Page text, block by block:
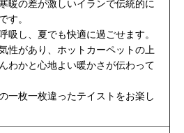
暖の差が激しいイランで伝統的に
す。
吸し、夏でも快適に過ごせます。
性があり、ホットカーペットの上
わかと心地よい暖かさが伝わって
一枚一枚違ったテイストをお楽し